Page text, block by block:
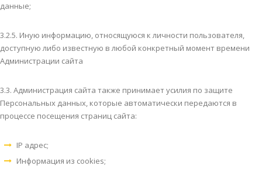
данные;
3.2.5. Иную информацию, относящуюся к личности пользователя,
доступную либо известную в любой конкретный момент времени
Администрации сайта
3.3. Администрация сайта также принимает усилия по защите
Персональных данных, которые автоматически передаются в
процессе посещения страниц сайта:
IP адрес;
Информация из cookies;